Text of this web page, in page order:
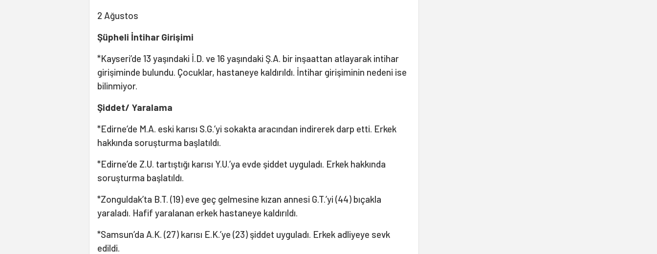
2 Ağustos
Şüpheli İntihar Girişimi
*Kayseri’de 13 yaşındaki İ.D. ve 16 yaşındaki Ş.A. bir inşaattan atlayarak intihar
girişiminde bulundu. Çocuklar, hastaneye kaldırıldı. İntihar girişiminin nedeni ise
bilinmiyor.
Şiddet/ Yaralama
*Edirne’de M.A. eski karısı S.G.’yi sokakta aracından indirerek darp etti. Erkek
hakkında soruşturma başlatıldı.
*Edirne’de Z.U. tartıştığı karısı Y.U.’ya evde şiddet uyguladı. Erkek hakkında
soruşturma başlatıldı.
*Zonguldak’ta B.T. (19) eve geç gelmesine kızan annesi G.T.’yi (44) bıçakla
yaraladı. Hafif yaralanan erkek hastaneye kaldırıldı.
*Samsun’da A.K. (27) karısı E.K.’ye (23) şiddet uyguladı. Erkek adliyeye sevk
edildi.